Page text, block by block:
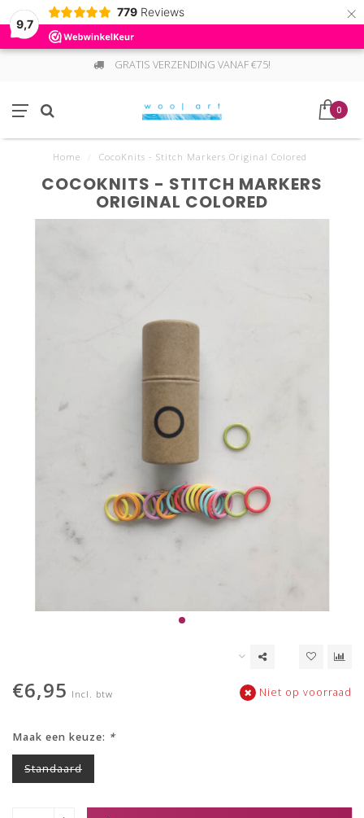
9,7
779 Reviews ×
GRATIS VERZENDING VANAF €75!
0
Home CocoKnits - Stitch Markers Original Colored
COCOKNITS - STITCH MARKERS
ORIGINAL COLORED
€6,95 Incl. btw Niet op voorraad
Maak een keuze: *
Standaard